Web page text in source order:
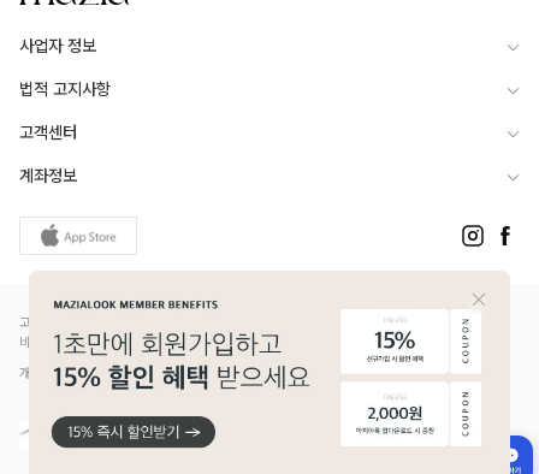
사업자 정보
법적 고지사항
고객센터
계좌정보
고객님은 안전거래를 위해 현금 등으로 결제 시 저희 쇼핑몰에서 가입한 PG사의 구매안전서
비스를 이용하실 수 있습니다.
개인정보보호배상책임보험(Ⅱ) 가입 - 메리츠화재 증권번호 14610-1327